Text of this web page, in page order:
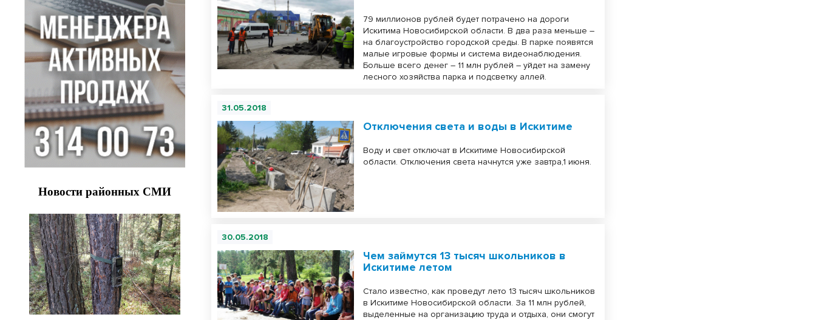
79 миллионов рублей будет потрачено на дороги
Искитима Новосибирской области. В два раза меньше –
на благоустройство городской среды. В парке появятся
малые игровые формы и система видеонаблюдения.
Больше всего денег – 11 млн рублей – уйдет на замену
лесного хозяйства парка и подсветку аллей.
31.05.2018
Отключения света и воды в Искитиме
Воду и свет отключат в Искитиме Новосибирской
области. Отключения света начнутся уже завтра,1 июня.
30.05.2018
Чем займутся 13 тысяч школьников в
Искитиме летом
Стало известно, как проведут лето 13 тысяч школьников
в Искитиме Новосибирской области. За 11 млн рублей,
выделенные на организацию труда и отдыха, они смогут